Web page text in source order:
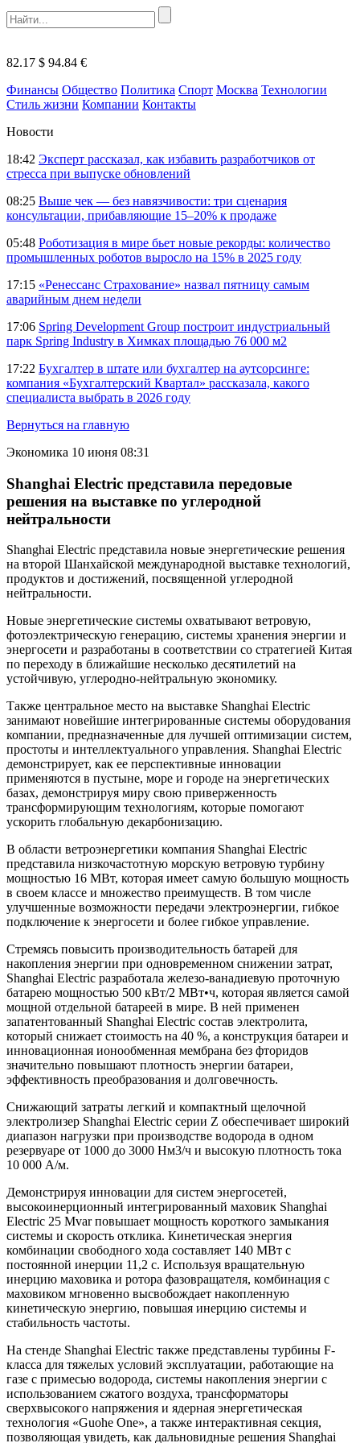
82.17 $ 94.84 €
Финансы Общество Политика Спорт Москва Технологии
Стиль жизни Компании Контакты
Новости
18:42 Эксперт рассказал, как избавить разработчиков от
стресса при выпуске обновлений
08:25 Выше чек — без навязчивости: три сценария
консультации, прибавляющие 15–20% к продаже
05:48 Роботизация в мире бьет новые рекорды: количество
промышленных роботов выросло на 15% в 2025 году
17:15 «Ренессанс Страхование» назвал пятницу самым
аварийным днем недели
17:06 Spring Development Group построит индустриальный
парк Spring Industry в Химках площадью 76 000 м2
17:22 Бухгалтер в штате или бухгалтер на аутсорсинге:
компания «Бухгалтерский Квартал» рассказала, какого
специалиста выбрать в 2026 году
Вернуться на главную
Экономика 10 июня 08:31
Shanghai Electric представила передовые
решения на выставке по углеродной
нейтральности
Shanghai Electric представила новые энергетические решения
на второй Шанхайской международной выставке технологий,
продуктов и достижений, посвященной углеродной
нейтральности.
Новые энергетические системы охватывают ветровую,
фотоэлектрическую генерацию, системы хранения энергии и
энергосети и разработаны в соответствии со стратегией Китая
по переходу в ближайшие несколько десятилетий на
устойчивую, углеродно-нейтральную экономику.
Также центральное место на выставке Shanghai Electric
занимают новейшие интегрированные системы оборудования
компании, предназначенные для лучшей оптимизации систем,
простоты и интеллектуального управления. Shanghai Electric
демонстрирует, как ее перспективные инновации
применяются в пустыне, море и городе на энергетических
базах, демонстрируя миру свою приверженность
трансформирующим технологиям, которые помогают
ускорить глобальную декарбонизацию.
В области ветроэнергетики компания Shanghai Electric
представила низкочастотную морскую ветровую турбину
мощностью 16 МВт, которая имеет самую большую мощность
в своем классе и множество преимуществ. В том числе
улучшенные возможности передачи электроэнергии, гибкое
подключение к энергосети и более гибкое управление.
Стремясь повысить производительность батарей для
накопления энергии при одновременном снижении затрат,
Shanghai Electric разработала железо-ванадиевую проточную
батарею мощностью 500 кВт/2 МВт•ч, которая является самой
мощной отдельной батареей в мире. В ней применен
запатентованный Shanghai Electric состав электролита,
который снижает стоимость на 40 %, а конструкция батареи и
инновационная ионообменная мембрана без фторидов
значительно повышают плотность энергии батареи,
эффективность преобразования и долговечность.
Снижающий затраты легкий и компактный щелочной
электролизер Shanghai Electric серии Z обеспечивает широкий
диапазон нагрузки при производстве водорода в одном
резервуаре от 1000 до 3000 Нм3/ч и высокую плотность тока
10 000 А/м.
Демонстрируя инновации для систем энергосетей,
высокоинерционный интегрированный маховик Shanghai
Electric 25 Мvar повышает мощность короткого замыкания
системы и скорость отклика. Кинетическая энергия
комбинации свободного хода составляет 140 МВт с
постоянной инерции 11,2 с. Используя вращательную
инерцию маховика и ротора фазовращателя, комбинация с
маховиком мгновенно высвобождает накопленную
кинетическую энергию, повышая инерцию системы и
стабильность частоты.
На стенде Shanghai Electric также представлены турбины F-
класса для тяжелых условий эксплуатации, работающие на
газе с примесью водорода, системы накопления энергии с
использованием сжатого воздуха, трансформаторы
сверхвысокого напряжения и ядерная энергетическая
технология «Guohe One», а также интерактивная секция,
позволяющая увидеть, как дальновидные решения Shanghai